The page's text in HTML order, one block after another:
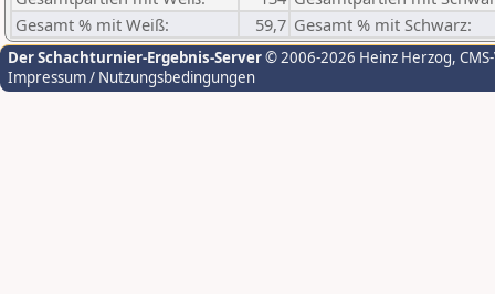
Gesamt % mit Weiß:
59,7 Gesamt % mit Schwarz:
Der Schachturnier-Ergebnis-Server© 2006-2026 Heinz Herzog,
Impressum / Nutzungsbedingungen